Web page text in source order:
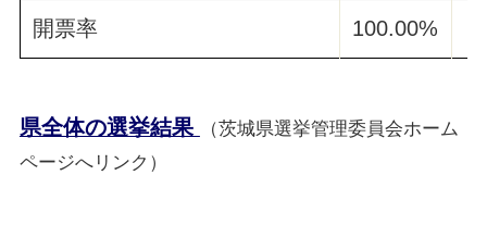
開票率 100.00%
県全体の選挙結果
（茨城県選挙管理委員会ホーム
ページへリンク）